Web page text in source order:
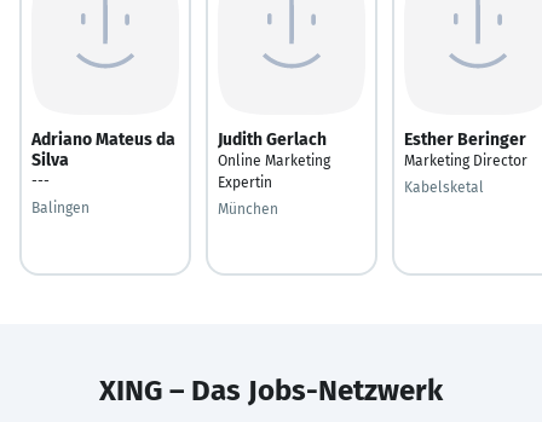
Adriano Mateus da
Silva
---
Balingen
Judith Gerlach
Online Marketing
Expertin
München
Esther Beringer
Marketing Director
Kabelsketal
XING – Das Jobs-Netzwerk